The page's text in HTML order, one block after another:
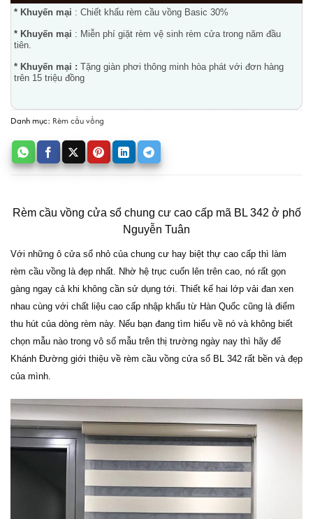
* Khuyến mại : Chiết khấu rèm cầu vồng Basic 30%
* Khuyến mại : Miễn phí giặt rèm vệ sinh rèm cửa trong năm đầu
tiên.
* Khuyến mại : Tặng giàn phơi thông minh hòa phát với đơn hàng
trên 15 triệu đồng
Danh mục: Rèm cầu vồng
Rèm cầu vồng cửa sổ chung cư cao cấp mã BL 342 ở phố
Nguyễn Tuân
Với những ô cửa sổ nhỏ của chung cư hay biệt thự cao cấp thì làm
rèm cầu vồng là đẹp nhất. Nhờ hệ trục cuốn lên trên cao, nó rất gọn
gàng ngay cả khi không cần sử dụng tới. Thiết kế hai lớp vải đan xen
nhau cùng với chất liệu cao cấp nhập khẩu từ Hàn Quốc cũng là điểm
thu hút của dòng rèm này. Nếu bạn đang tìm hiểu về nó và không biết
chọn mẫu nào trong vô số mẫu trên thị trường ngày nay thì hãy để
Khánh Đường giới thiệu về rèm cầu vồng cửa sổ BL 342 rất bền và đẹp
của mình.